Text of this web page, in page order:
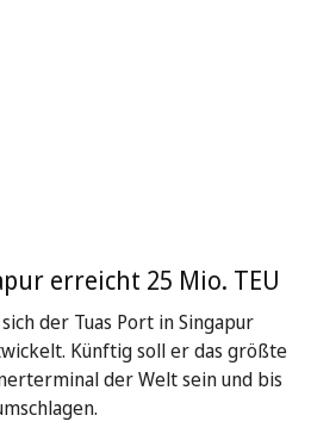
erreicht 25 Mio. TEU
der Tuas Port in Singapur
Künftig soll er das größte
der Welt sein und bis